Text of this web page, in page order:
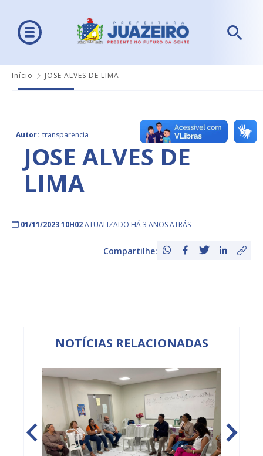
Início JOSE ALVES DE LIMA
Autor: transparencia
JOSE ALVES DE
LIMA
01/11/2023 10H02ATUALIZADO HÁ 3 ANOS ATRÁS
Compartilhe:
NOTÍCIAS RELACIONADAS